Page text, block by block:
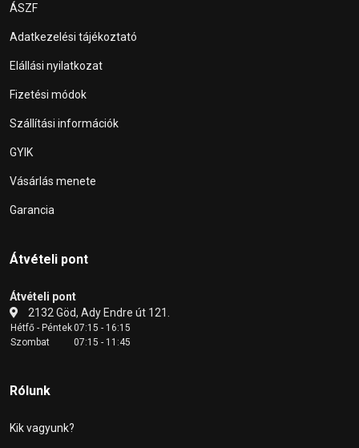
ÁSZF
Adatkezelési tájékoztató
Elállási nyilatkozat
Fizetési módok
Szállítási információk
GYIK
Vásárlás menete
Garancia
Átvételi pont
Átvételi pont
2132 Göd, Ady Endre út 121.
Hétfő - Péntek07:15 - 16:15
Szombat
07:15 - 11:45
Rólunk
Kik vagyunk?